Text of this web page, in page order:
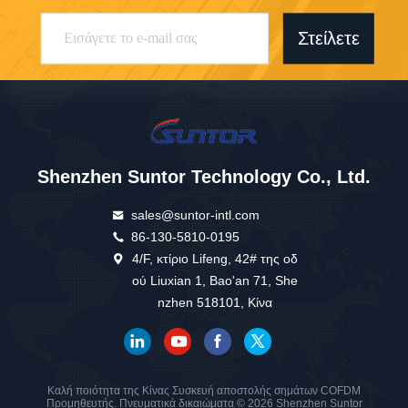
Στείλετε
Shenzhen Suntor Technology Co., Ltd.
sales@suntor-intl.com
86-130-5810-0195
4/F, κτίριο Lifeng, 42# της οδ
ού Liuxian 1, Bao'an 71, She
nzhen 518101, Κίνα
Καλή ποιότητα της Κίνας Συσκευή αποστολής σημάτων COFDM
Προμηθευτής. Πνευματικά δικαιώματα © 2026 Shenzhen Suntor